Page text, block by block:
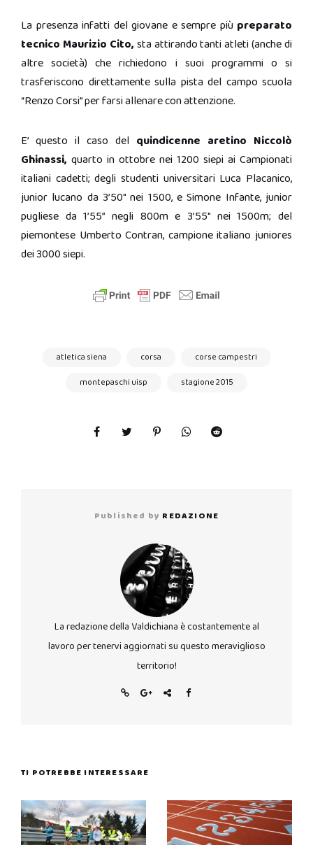
La presenza infatti del giovane e sempre più preparato
tecnico Maurizio Cito, sta attirando tanti atleti (anche di
altre società) che richiedono i suoi programmi o si
trasferiscono direttamente sulla pista del campo scuola
“Renzo Corsi” per farsi allenare con attenzione.
E’ questo il caso del quindicenne aretino Niccolò
Ghinassi, quarto in ottobre nei 1200 siepi ai Campionati
italiani cadetti; degli studenti universitari Luca Placanico,
junior lucano da 3’50″ nei 1500, e Simone Infante, junior
pugliese da 1’55” negli 800m e 3’55″ nei 1500m; del
piemontese Umberto Contran, campione italiano juniores
dei 3000 siepi.
atletica siena corsa
corse campestri
montepaschi uisp
stagione 2015
Published by REDAZIONE
La redazione della Valdichiana è costantemente al
lavoro per tenervi aggiornati su questo meraviglioso
territorio!
TI POTREBBE INTERESSARE